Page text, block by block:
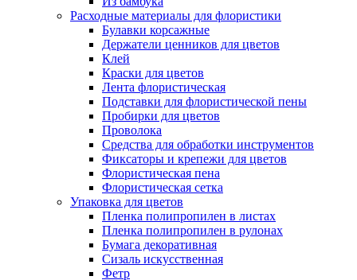
Расходные материалы для флористики
Булавки корсажные
Держатели ценников для цветов
Клей
Краски для цветов
Лента флористическая
Подставки для флористической пены
Пробирки для цветов
Проволока
Средства для обработки инструментов
Фиксаторы и крепежи для цветов
Флористическая пена
Флористическая сетка
Упаковка для цветов
Пленка полипропилен в листах
Пленка полипропилен в рулонах
Бумага декоративная
Сизаль искусственная
Фетр